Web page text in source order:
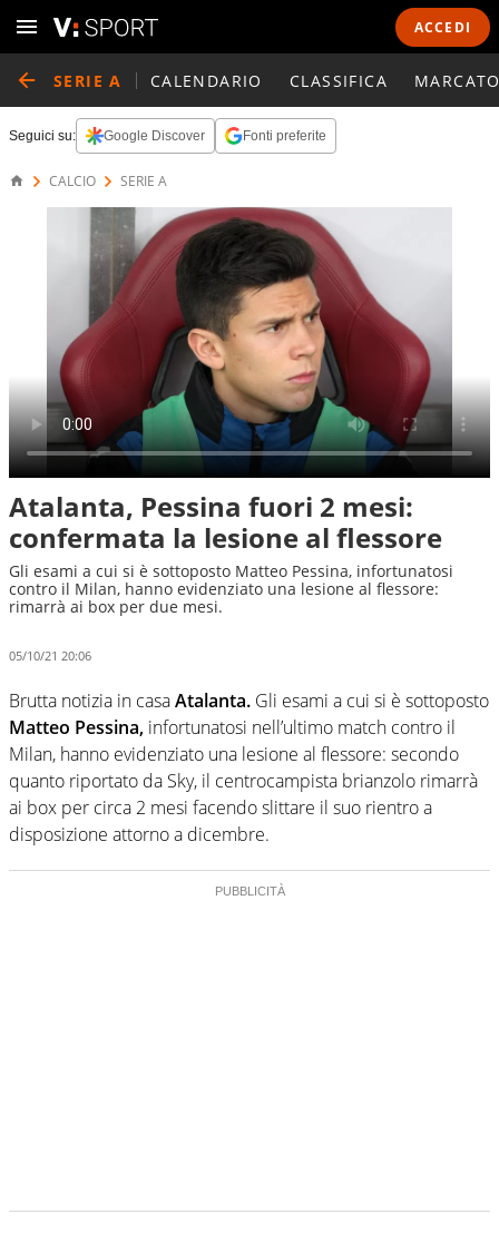
ACCEDI
SERIE A CALENDARIO CLASSIFICA
Seguici su: Google Discover Fonti preferite
CALCIO SERIE A
Atalanta, Pessina fuori 2 mesi:
confermata la lesione al flessore
Gli esami a cui si è sottoposto Matteo Pessina, infortunatosi
contro il Milan, hanno evidenziato una lesione al flessore:
rimarrà ai box per due mesi.
05/10/21 20:06
Brutta notizia in casaAtalanta. Gli esami a cui si è sottoposto
Matteo Pessina, infortunatosi nell’ultimo match contro il
Milan, hanno evidenziato una lesione al flessore: secondo
quanto riportato da Sky, il centrocampista brianzolo rimarrà
ai box per circa 2 mesi facendo slittare il suo rientro a
disposizione attorno a dicembre.